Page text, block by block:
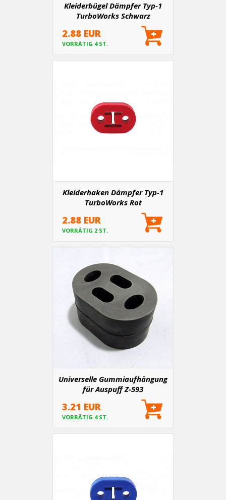
Kleiderbügel Dämpfer Typ-1
TurboWorks Schwarz
2.88 EUR
VORRÄTIG 4 ST.
Kleiderhaken Dämpfer Typ-1
TurboWorks Rot
2.88 EUR
VORRÄTIG 2 ST.
Universelle Gummiaufhängung
für Auspuff Z-593
3.21 EUR
VORRÄTIG 4 ST.